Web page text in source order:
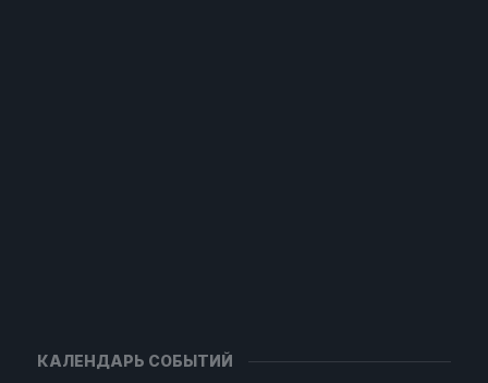
КАЛЕНДАРЬ СОБЫТИЙ